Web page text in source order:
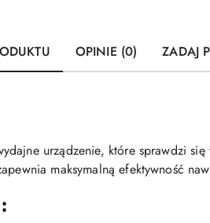
OPINIE (0) ZADAJ
urządzenie, które sprawdzi
maksymalną efektywność